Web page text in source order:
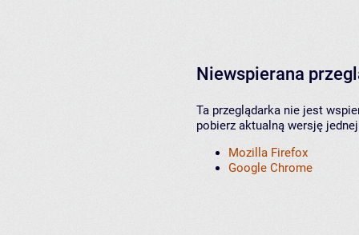
Niewspierana
Ta przeglądarka nie jest
pobierz aktualną wersję
Mozilla Firefox
Google Chrome